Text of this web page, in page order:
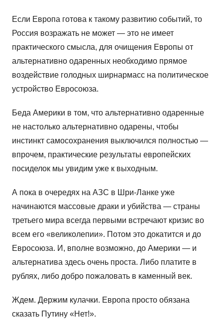
Если Европа готова к такому развитию событий, то
Россия возражать не может — это не имеет
практического смысла, для очищения Европы от
альтернативно одаренных необходимо прямое
воздействие голодных ширнармасс на политическое
устройство Евросоюза.
Беда Америки в том, что альтернативно одаренные
не настолько альтернативно одарены, чтобы
инстинкт самосохранения выключился полностью —
впрочем, практические результаты европейских
посиделок мы увидим уже к выходным.
А пока в очередях на АЗС в Шри-Ланке уже
начинаются массовые драки и убийства — страны
третьего мира всегда первыми встречают кризис во
всем его «великолепии». Потом это докатится и до
Евросоюза. И, вполне возможно, до Америки — и
альтернатива здесь очень проста. Либо платите в
рублях, либо добро пожаловать в каменный век.
Ждем. Держим кулачки. Европа просто обязана
сказать Путину «Нет!».